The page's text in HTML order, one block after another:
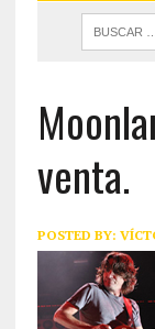
venta.
POSTED BY: